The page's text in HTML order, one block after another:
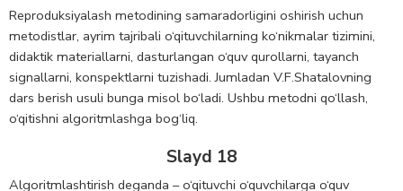
Reproduksiyalash metodining samaradorligini oshirish uchun
metodistlar, ayrim tajribali o‘qituvchilarning ko‘nikmalar tizimini,
didaktik materiallarni, dasturlangan o‘quv qurollarni, tayanch
signallarni, konspektlarni tuzishadi. Jumladan V.F.Shatalovning
dars berish usuli bunga misol bo‘ladi. Ushbu metodni qo‘llash,
o‘qitishni algoritmlashga bog‘liq.
Slayd 18
Algoritmlashtirish deganda – o‘qituvchi o‘quvchilarga o‘quv